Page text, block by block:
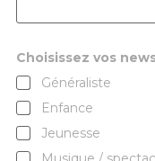
Choisissez vos
Généraliste
Enfance
Jeunesse